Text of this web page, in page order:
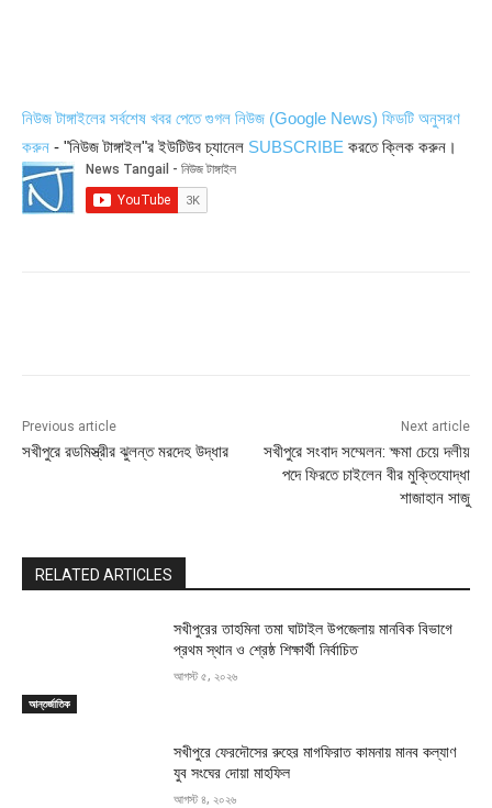
নিউজ টাঙ্গাইলের সর্বশেষ খবর পেতে গুগল নিউজ (Google News) ফিডটি অনুসরণ
করুন - "নিউজ টাঙ্গাইল"র ইউটিউব চ্যানেল SUBSCRIBE করতে ক্লিক করুন।
Previous article
সখীপুরে রডমিস্ত্রীর ঝুলন্ত মরদেহ উদ্ধার
Next article
সখীপুরে সংবাদ সম্মেলন: ক্ষমা চেয়ে দলীয়
পদে ফিরতে চাইলেন বীর মুক্তিযোদ্ধা
শাজাহান সাজু
RELATED ARTICLES
আন্তর্জাতিক
সখীপুরের তাহমিনা তমা ঘাটাইল উপজেলায় মানবিক বিভাগে
প্রথম স্থান ও শ্রেষ্ঠ শিক্ষার্থী নির্বাচিত
আগস্ট ৫, ২০২৬
সখীপুরে ফেরদৌসের রুহের মাগফিরাত কামনায় মানব কল্যাণ
যুব সংঘের দোয়া মাহফিল
আগস্ট ৪, ২০২৬